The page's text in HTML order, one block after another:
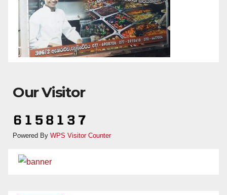
Our Visitor
Powered By WPS Visitor Counter